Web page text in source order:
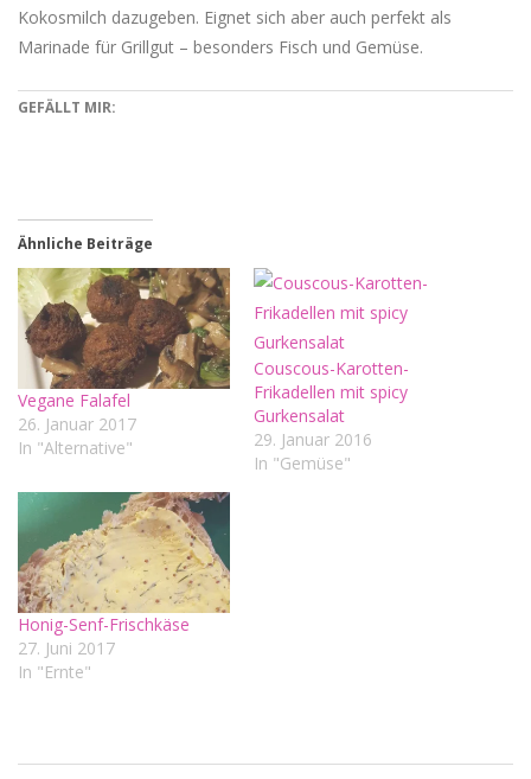
Kokosmilch dazugeben. Eignet sich aber auch perfekt als
Marinade für Grillgut – besonders Fisch und Gemüse.
GEFÄLLT MIR:
Ähnliche Beiträge
Vegane Falafel
26. Januar 2017
In "Alternative"
Couscous-Karotten-
Frikadellen mit spicy
Gurkensalat
29. Januar 2016
In "Gemüse"
Honig-Senf-Frischkäse
27. Juni 2017
In "Ernte"